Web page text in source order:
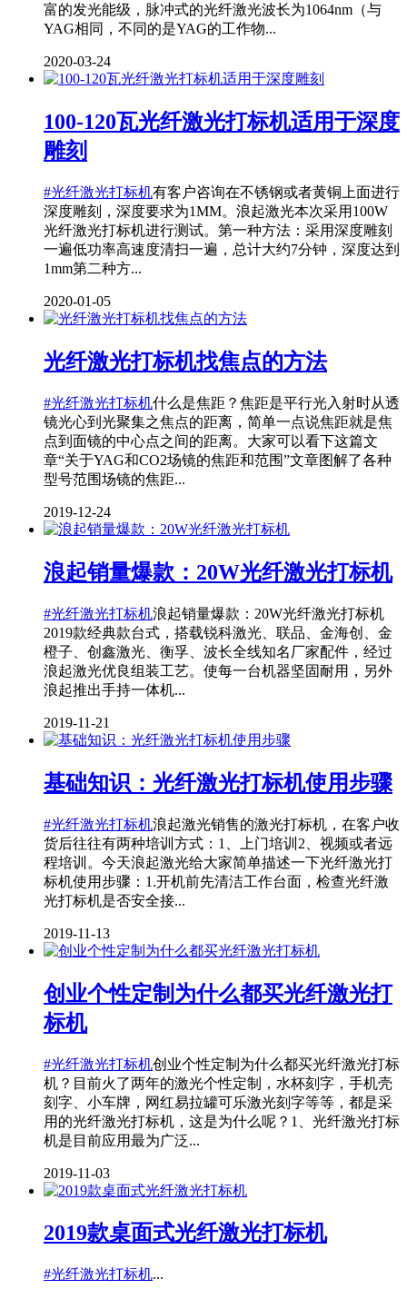
富的发光能级，脉冲式的光纤激光波长为1064nm（与
YAG相同，不同的是YAG的工作物...
2020-03-24
100-120瓦光纤激光打标机适用于深度
雕刻
#光纤激光打标机有客户咨询在不锈钢或者黄铜上面进行
深度雕刻，深度要求为1MM。浪起激光本次采用100W
光纤激光打标机进行测试。第一种方法：采用深度雕刻
一遍低功率高速度清扫一遍，总计大约7分钟，深度达到
1mm第二种方...
2020-01-05
光纤激光打标机找焦点的方法
#光纤激光打标机什么是焦距？焦距是平行光入射时从透
镜光心到光聚集之焦点的距离，简单一点说焦距就是焦
点到面镜的中心点之间的距离。大家可以看下这篇文
章“关于YAG和CO2场镜的焦距和范围”文章图解了各种
型号范围场镜的焦距...
2019-12-24
浪起销量爆款：20W光纤激光打标机
#光纤激光打标机浪起销量爆款：20W光纤激光打标机
2019款经典款台式，搭载锐科激光、联品、金海创、金
橙子、创鑫激光、衡孚、波长全线知名厂家配件，经过
浪起激光优良组装工艺。使每一台机器坚固耐用，另外
浪起推出手持一体机...
2019-11-21
基础知识：光纤激光打标机使用步骤
#光纤激光打标机浪起激光销售的激光打标机，在客户收
货后往往有两种培训方式：1、上门培训2、视频或者远
程培训。今天浪起激光给大家简单描述一下光纤激光打
标机使用步骤：1.开机前先清洁工作台面，检查光纤激
光打标机是否安全接...
2019-11-13
创业个性定制为什么都买光纤激光打
标机
#光纤激光打标机创业个性定制为什么都买光纤激光打标
机？目前火了两年的激光个性定制，水杯刻字，手机壳
刻字、小车牌，网红易拉罐可乐激光刻字等等，都是采
用的光纤激光打标机，这是为什么呢？1、光纤激光打标
机是目前应用最为广泛...
2019-11-03
2019款桌面式光纤激光打标机
#光纤激光打标机...